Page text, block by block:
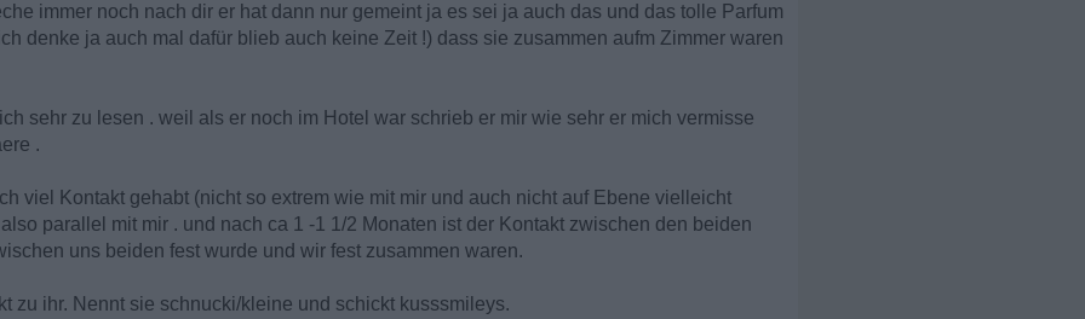
immer noch nach dir er hat dann nur gemeint ja es sei ja auch das und das tolle Parfum
denke ja auch mal dafür blieb auch keine Zeit !) dass sie zusammen aufm Zimmer waren
sehr zu lesen . weil als er noch im Hotel war schrieb er mir wie sehr er mich vermisse
.
viel Kontakt gehabt (nicht so extrem wie mit mir und auch nicht auf Ebene vielleicht
parallel mit mir . und nach ca 1 -1 1/2 Monaten ist der Kontakt zwischen den beiden
uns beiden fest wurde und wir fest zusammen waren.
zu ihr. Nennt sie schnucki/kleine und schickt kusssmileys.